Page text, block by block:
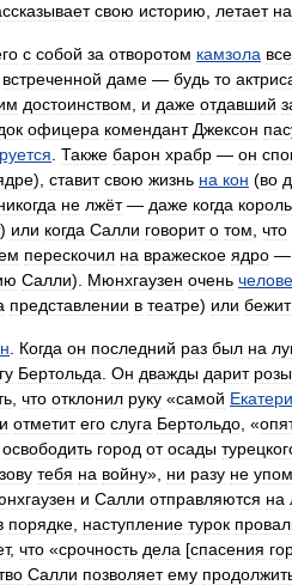
свою историю летает на
с собой за отворотом камзола
встреченной даме — будь то
достоинством и даже отдавший
офицера комендант Джексон
Также барон храбр — он
), ставит свою жизнь на кон (во
не лжёт— даже когда король
) или когда Салли говорит о том что
перескочил на вражеское ядро —
Салли). Мюнхгаузен очень
представлении в театре) или бежит
Когда он последний раз был на
Бертольда Он дважды дарит розы
что отклонил руку «самой
отметит его слуга Бертольдо , «
освободить город от осады
зову тебя на войну», ни разу не
и Салли отправляются на
порядке наступление турок
, что «срочность дела [спасения
Салли позволяет ему